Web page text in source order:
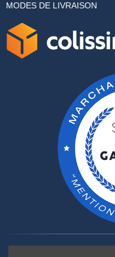
MODES DE LIVRAISON